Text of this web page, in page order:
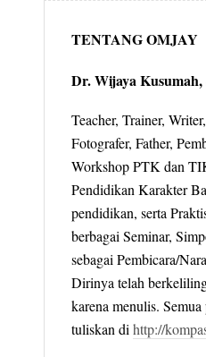
TENTANG OMJAY
Dr. Wijaya
Teacher, Trainer,
Fotografer, Father,
Workshop PTK dan
Pendidikan Karakter
pendidikan, serta
berbagai Seminar,
sebagai Pembicara/
Dirinya telah
karena menulis.
tuliskan di http://